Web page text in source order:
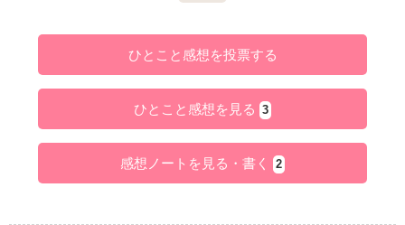
ひとこと感想を投票する
ひとこと感想を見る 3
感想ノートを見る・書く 2